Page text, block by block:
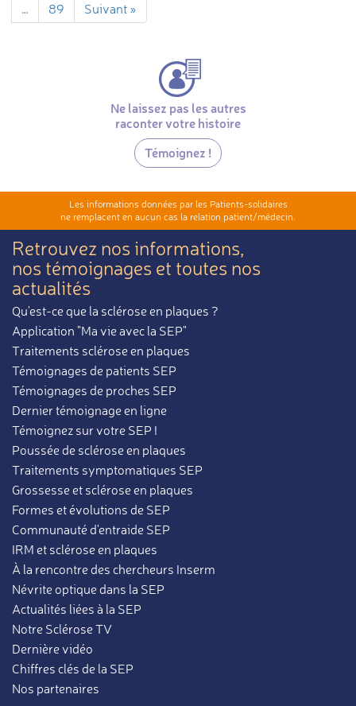
…
89 Suivant »
Ne laissez pas les autres
raconter votre histoire
Témoignez !
Les informations données par les Patients-solidaires
ne remplacent en aucun cas la relation patient/médecin.
Retrouvez nos informations,
nos témoignages et toutes nos
actualités
Qu'est-ce que la sclérose en plaques ?
Application "Ma vie avec la SEP"
Traitements sclérose en plaques
Témoignages de patients SEP
Témoignages de proches SEP
Dernier témoignage en ligne
Témoignez sur votre SEP !
Poussée de sclérose en plaques
Traitements symptomatiques SEP
Grossesse et sclérose en plaques
Formes et évolutions de SEP
Communauté d'entraide SEP
IRM et sclérose en plaques
À la rencontre des chercheurs Inserm
Névrite optique dans la SEP
Actualités liées à la SEP
Notre Sclérose TV
Dernière vidéo
Chiffres clés de la SEP
Nos partenaires